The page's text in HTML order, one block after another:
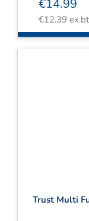
€14.99
€12.39
Trust Multi